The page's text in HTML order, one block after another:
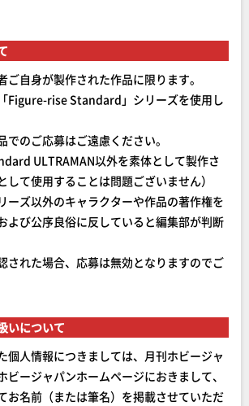
自身が製作された作品に限ります。
Figure-rise Standard」シリーズを使用し
のご応募はご遠慮ください。
ULTRAMAN以外を素体として製作さ
して使用することは問題ございません）
ーズ以外のキャラクターや作品の著作権を
よび公序良俗に反していると編集部が判断
された場合、応募は無効となりますのでご
いについて
個人情報につきましては、月刊ホビージャ
ビージャパンホームページにおきまして、
お名前（または筆名）を掲載させていただ